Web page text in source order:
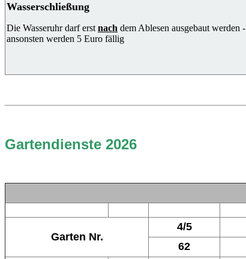
Wasserschließung
Die Wasseruhr darf erst nach dem Ablesen ausgebaut werden -
ansonsten werden 5 Euro fällig
Gartendienste 2026
Garten Nr.
4/5
62